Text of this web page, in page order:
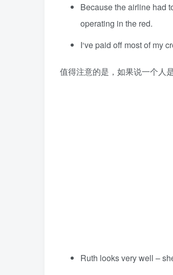
Because the airline had
operating in the red.
I‘ve paid off most of my
值得注意的是，如果说一个人
Ruth looks very well –